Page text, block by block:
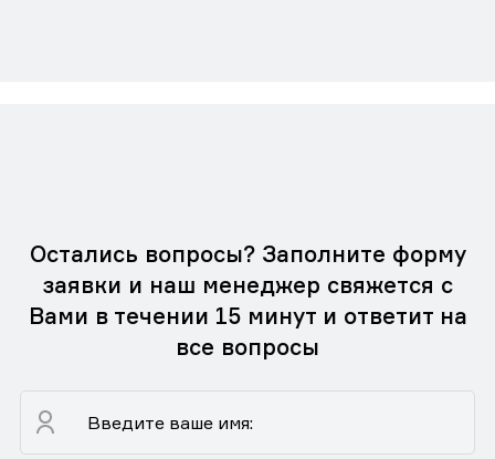
Остались вопросы? Заполните форму
заявки и наш менеджер свяжется с
Вами в течении 15 минут и ответит на
все вопросы